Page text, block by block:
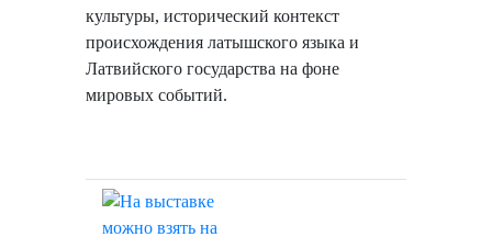
культуры, исторический контекст
происхождения латышского языка и
Латвийского государства на фоне
мировых событий.